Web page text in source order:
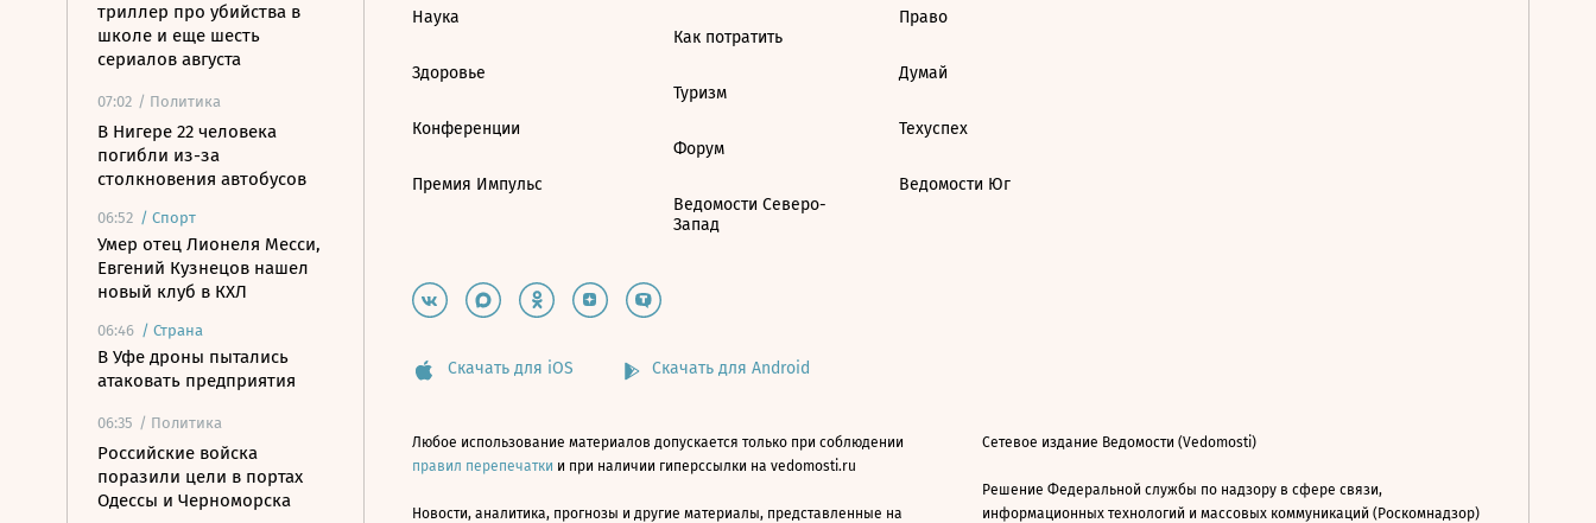
триллер про убийства в
школе и еще шесть
сериалов августа
07:02 / Политика
В Нигере 22 человека
погибли из-за
столкновения автобусов
06:52 / Спорт
Умер отец Лионеля Месси,
Евгений Кузнецов нашел
новый клуб в КХЛ
06:46 / Страна
В Уфе дроны пытались
атаковать предприятия
06:35 / Политика
Российские войска
поразили цели в портах
Одессы и Черноморска
Наука
Здоровье
Конференции
Премия Импульс
Как потратить
Туризм
Форум
Ведомости Северо-
Запад
Право
Думай
Техуспех
Ведомости Юг
Скачать для iOS Скачать для Android
Любое использование материалов допускается только при соблюдении
правил перепечатки и при наличии гиперссылки на vedomosti.ru
Новости, аналитика, прогнозы и другие материалы, представленные на
Сетевое издание Ведомости (Vedomosti)
Решение Федеральной службы по надзору в сфере связи,
информационных технологий и массовых коммуникаций (Роскомнадзор)